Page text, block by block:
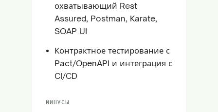
охватывающий Rest
Assured, Postman, Karate,
SOAP UI
Контрактное тестирование с
Pact/OpenAPI и интеграция с
CI/CD
МИНУСЫ